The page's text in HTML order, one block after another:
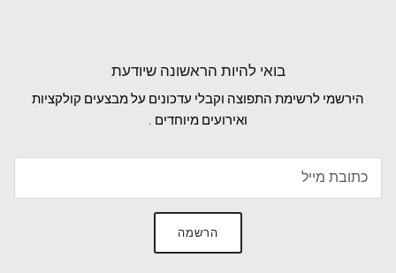
בואי להיות הראשונה שיודעת
הירשמי לרשימת התפוצה וקבלי עדכונים על מבצעים קולקציות
ואירועים מיוחדים .
הרשמה